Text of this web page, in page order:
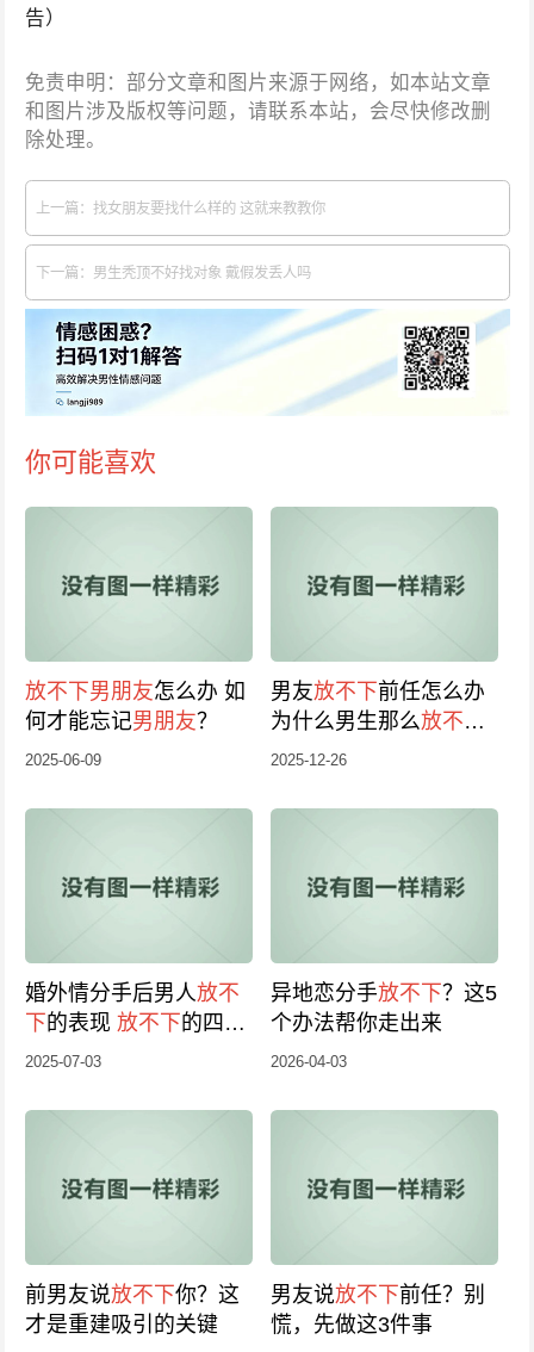
告）
免责申明：部分文章和图片来源于网络，如本站文章
和图片涉及版权等问题，请联系本站，会尽快修改删
除处理。
上一篇：找女朋友要找什么样的 这就来教教你
下一篇：男生秃顶不好找对象 戴假发丢人吗
你可能喜欢
放不下男朋友怎么办 如
何才能忘记男朋友？
2025-06-09
男友放不下前任怎么办
为什么男生那么放不下
前任
2025-12-26
婚外情分手后男人放不
下的表现 放不下的四种
表现
2025-07-03
异地恋分手放不下？这5
个办法帮你走出来
2026-04-03
前男友说放不下你？这
才是重建吸引的关键
男友说放不下前任？别
慌，先做这3件事